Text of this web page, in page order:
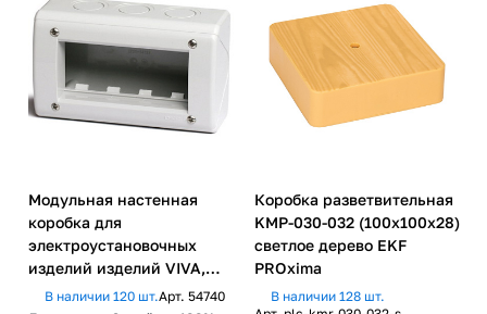
Модульная настенная
коробка для
электроустановочных
изделий изделий VIVA,
IP40,4мод. DKC
В наличии 120 шт.Арт. 54740
Коробка разветвительная
KMP-030-032 (100х100х28)
светлое дерево EKF
PROxima
В наличии 128 шт.